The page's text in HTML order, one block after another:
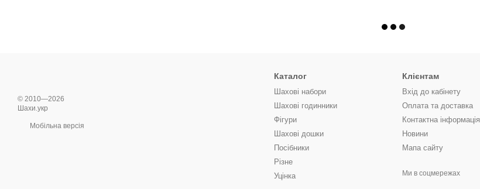
© 2010—2026
Шахи.укр
Мобільна версія
Каталог
Шахові набори
Шахові годинники
Фігури
Шахові дошки
Посібники
Різне
Уцінка
Клієнтам
Вхід до кабінету
Оплата та доставка
Контактна інформація
Новини
Мапа сайту
Ми в соцмережах